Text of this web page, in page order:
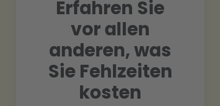
Erfahren Sie
vor allen
anderen, was
Sie Fehlzeiten
kosten